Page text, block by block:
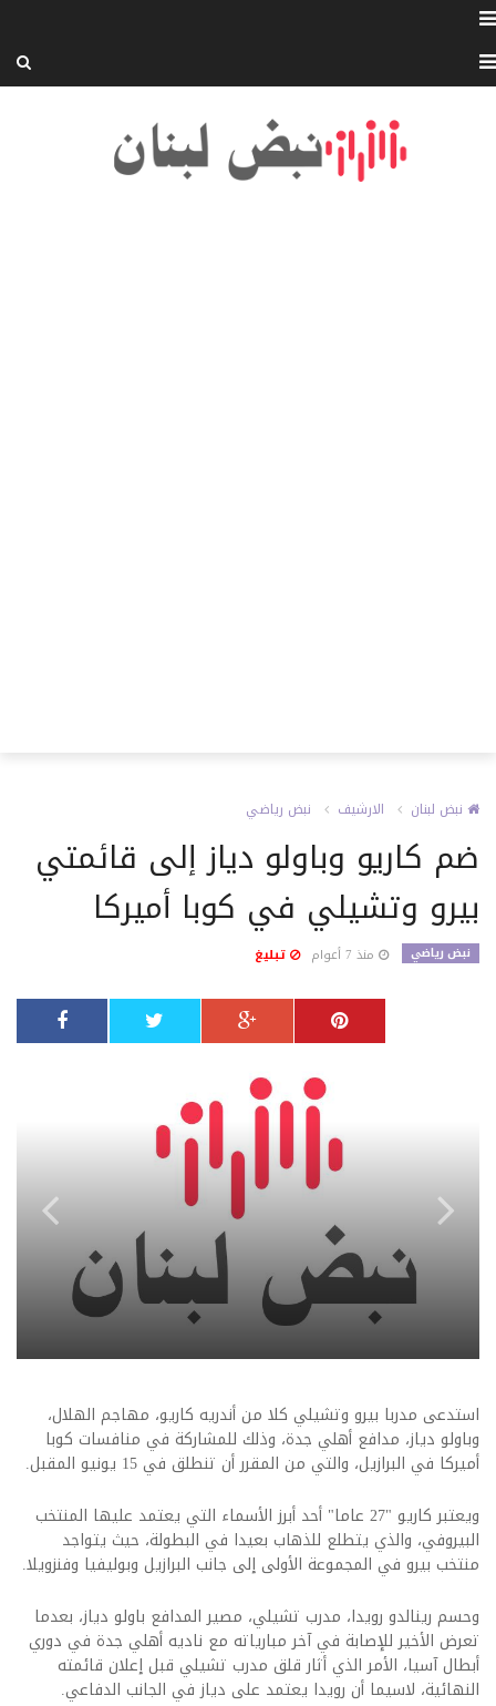
نبض لبنان الارشيف نبض رياضي
ضم كاريو وباولو دياز إلى قائمتي
بيرو وتشيلي في كوبا أميركا
نبض رياضي منذ 7 أعوام تبليغ
استدعى مدربا بيرو وتشيلي كلا من أندريه كاريو، مهاجم الهلال،
وباولو دياز، مدافع أهلي جدة، وذلك للمشاركة في منافسات كوبا
أميركا في البرازيل، والتي من المقرر أن تنطلق في 15 يونيو المقبل.
ويعتبر كاريو "27 عاما" أحد أبرز الأسماء التي يعتمد عليها المنتخب
البيروفي، والذي يتطلع للذهاب بعيدا في البطولة، حيث يتواجد
منتخب بيرو في المجموعة الأولى إلى جانب البرازيل وبوليفيا وفنزويلا.
وحسم رينالدو رويدا، مدرب تشيلي، مصير المدافع باولو دياز، بعدما
تعرض الأخير للإصابة في آخر مبارياته مع ناديه أهلي جدة في دوري
أبطال آسيا، الأمر الذي أثار قلق مدرب تشيلي قبل إعلان قائمته
النهائية، لاسيما أن رويدا يعتمد على دياز في الجانب الدفاعي.